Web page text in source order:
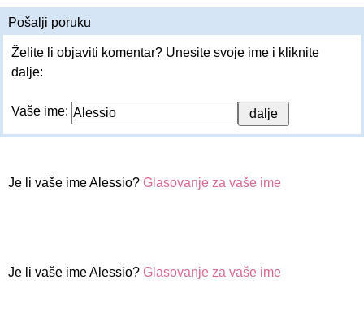
Pošalji poruku
Želite li objaviti komentar? Unesite svoje ime i kliknite
dalje:
Vaše ime:
Je li vaše ime Alessio? Glasovanje za vaše ime
Je li vaše ime Alessio? Glasovanje za vaše ime